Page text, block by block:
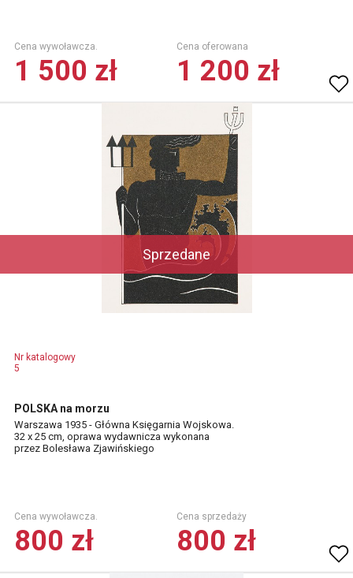
Cena wywoławcza.
1 500 zł
Cena oferowana
1 200 zł
Sprzedane
Nr katalogowy
5
POLSKA na morzu
Warszawa 1935 - Główna Księgarnia Wojskowa.
32 x 25 cm, oprawa wydawnicza wykonana
przez Bolesława Zjawińskiego
Cena wywoławcza.
800 zł
Cena sprzedaży
800 zł